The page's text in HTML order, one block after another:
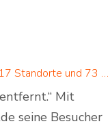
Padel in Rheine: neues Padelportal listet 17 Standorte und 73 Padel-Courts in Rheine und Umgebung
Mit
seine Besucher